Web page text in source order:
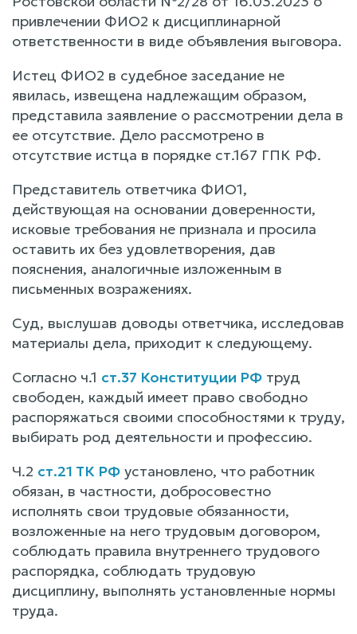
привлечении ФИО2 к дисциплинарной
ответственности в виде объявления выговора.
Истец ФИО2 в судебное заседание не
явилась, извещена надлежащим образом,
представила заявление о рассмотрении дела в
ее отсутствие. Дело рассмотрено в
отсутствие истца в порядке ст.167 ГПК РФ.
Представитель ответчика ФИО1,
действующая на основании доверенности,
исковые требования не признала и просила
оставить их без удовлетворения, дав
пояснения, аналогичные изложенным в
письменных возражениях.
Суд, выслушав доводы ответчика, исследовав
материалы дела, приходит к следующему.
Согласно ч.1 ст.37 Конституции РФ труд
свободен, каждый имеет право свободно
распоряжаться своими способностями к труду,
выбирать род деятельности и профессию.
Ч.2 ст.21 ТК РФ установлено, что работник
обязан, в частности, добросовестно
исполнять свои трудовые обязанности,
возложенные на него трудовым договором,
соблюдать правила внутреннего трудового
распорядка, соблюдать трудовую
дисциплину, выполнять установленные нормы
труда.